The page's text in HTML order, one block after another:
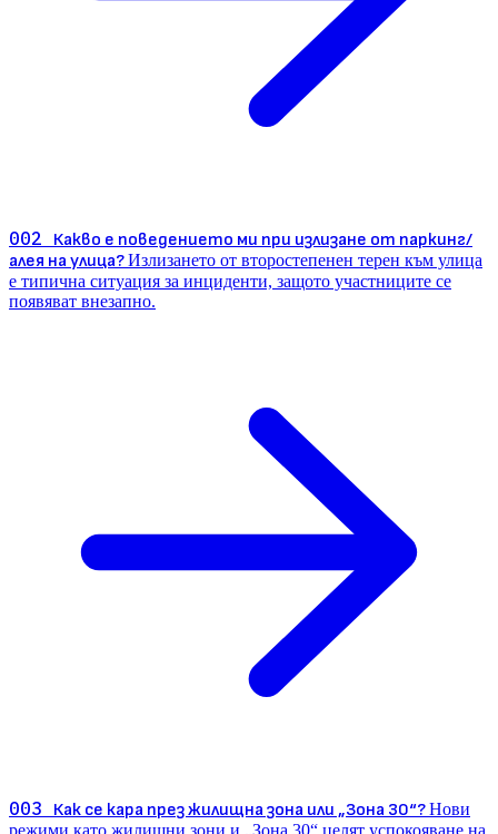
002 Какво е поведението ми при излизане от паркинг/
алея на улица?Излизането от второстепенен терен към улица
е типична ситуация за инциденти, защото участниците се
появяват внезапно.
003 Как се кара през жилищна зона или „Зона 30“?Нови